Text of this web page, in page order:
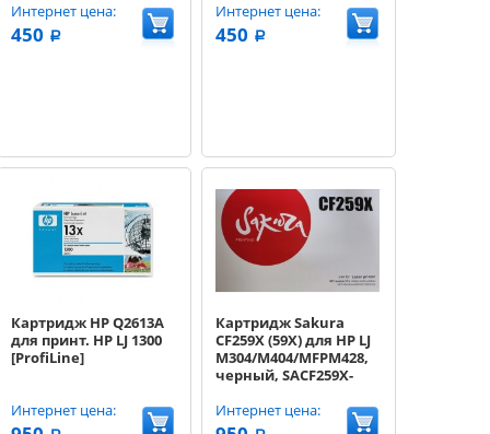
Интернет цена:
450 a
LBP6000/6018/6020/6030/MF3010
черный, 2000 к.
Интернет цена:
450 a
Картридж HP Q2613A
для принт. HP LJ 1300
[ProfiLine]
Интернет цена:
Картридж Sakura
CF259X (59X) для HP LJ
M304/M404/MFPM428,
черный, SACF259X-
Интернет цена: